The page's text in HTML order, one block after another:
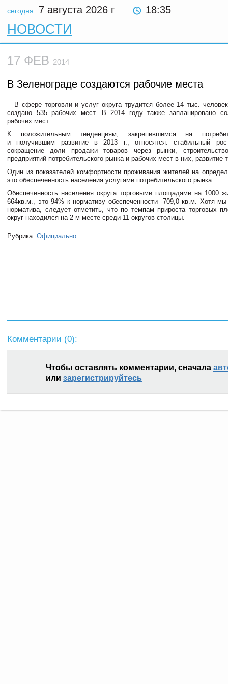
сегодня: 7 августа 2026 г 18:35
НОВОСТИ
17 ФЕВ 2014
В Зеленограде создаются рабочие места
В сфере торговли и услуг округа трудится более 14 тыс.
создано 535 рабочих мест. В 2014 году также запланировано
рабочих мест.
К положительным тенденциям, закрепившимся на
и получившим развитие в 2013 г., относятся: стабильный
сокращение доли продажи товаров через рынки,
предприятий потребительского рынка и рабочих мест в них, развитие
Один из показателей комфортности проживания жителей на
это обеспеченность населения услугами потребительского рынка.
Обеспеченность населения округа торговыми площадями на 1000
664кв.м., это 94% к нормативу обеспеченности -709,0 кв.м. Хотя
норматива, следует отметить, что по темпам прироста торговых
округ находился на 2 м месте среди 11 округов столицы.
Рубрика: Официально
Комментарии (0):
Чтобы оставлять комментарии, сначала
или зарегистрируйтесь